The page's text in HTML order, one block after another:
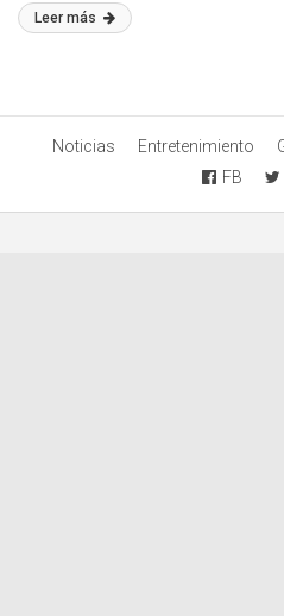
Leer más
Noticias Entretenimiento
FB